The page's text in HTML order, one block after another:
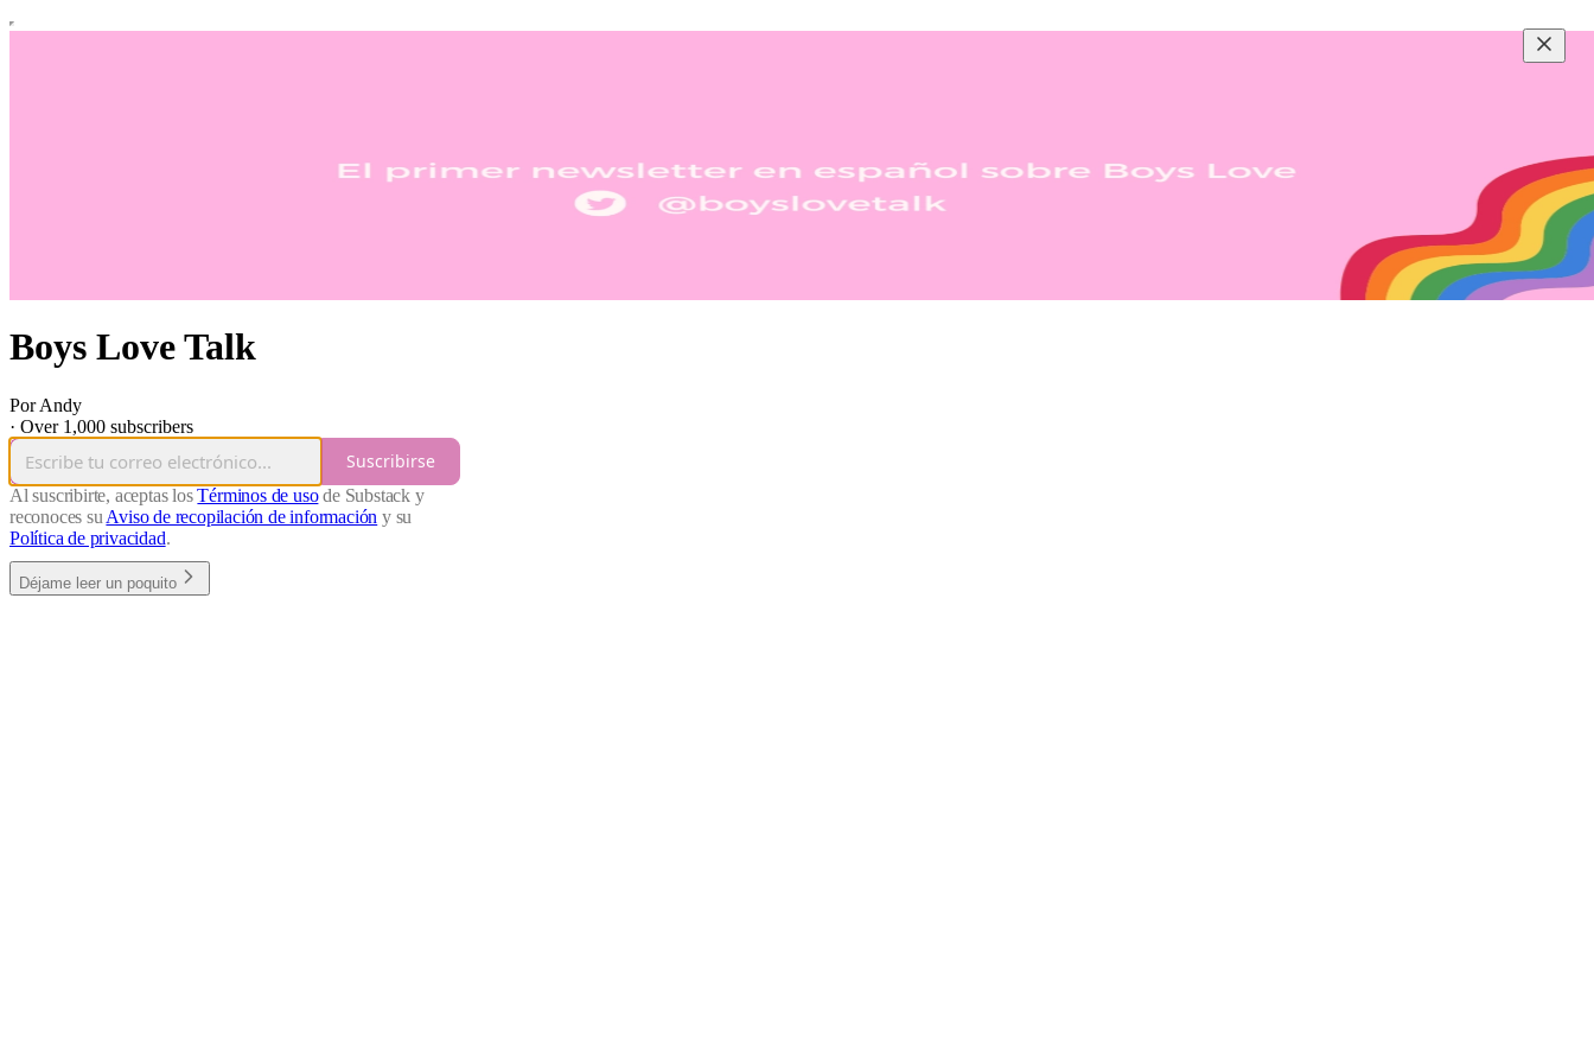
Boys Love Talk
Por Andy
· Over 1,000 subscribers
Suscribirse
Al suscribirte, aceptas losTérminos de usode Substack y
reconoces su Aviso de recopilación de información y su
Política de privacidad.
Déjame leer un poquito